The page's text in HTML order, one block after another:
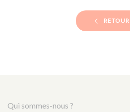
RETOUR
Qui sommes-nous ?